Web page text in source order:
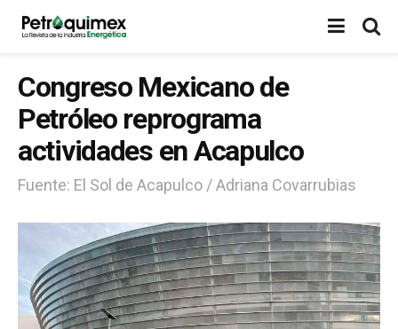
Congreso Mexicano de
Petróleo reprograma
actividades en Acapulco
Fuente: El Sol de Acapulco / Adriana Covarrubias